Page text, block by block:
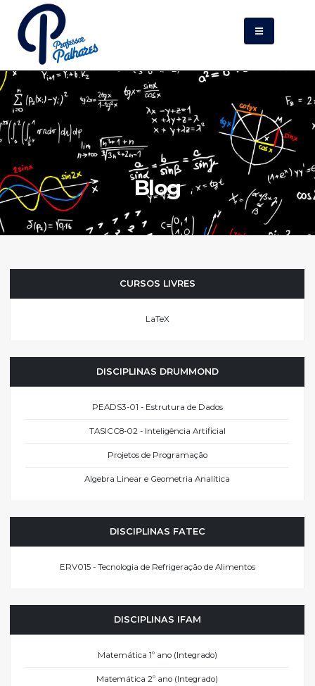
Blog
CURSOS LIVRES
LaTeX
DISCIPLINAS DRUMMOND
PEADS3-01 - Estrutura de Dados
TASICC8-02 - Inteligência Artificial
Projetos de Programação
Algebra Linear e Geometria Analítica
DISCIPLINAS FATEC
ERV015 - Tecnologia de Refrigeração de Alimentos
DISCIPLINAS IFAM
Matemática 1º ano (Integrado)
Matemática 2º ano (Integrado)